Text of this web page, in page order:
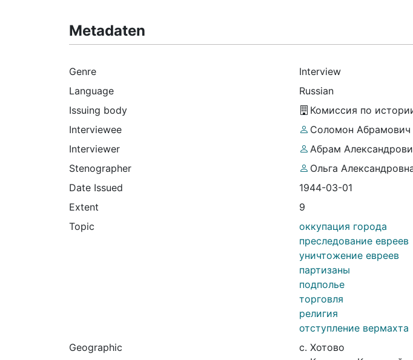
Metadaten
Genre
Interview
Language
Russian
Issuing body
Комиссия по
Interviewee
Соломон Абрамович
Interviewer
Абрам
Stenographer
Ольга
Date Issued
1944-03-01
Extent
9
Topic
оккупация города
преследование евреев
уничтожение евреев
партизаны
подполье
торговля
религия
отступление вермахта
Geographic
с. Хотово